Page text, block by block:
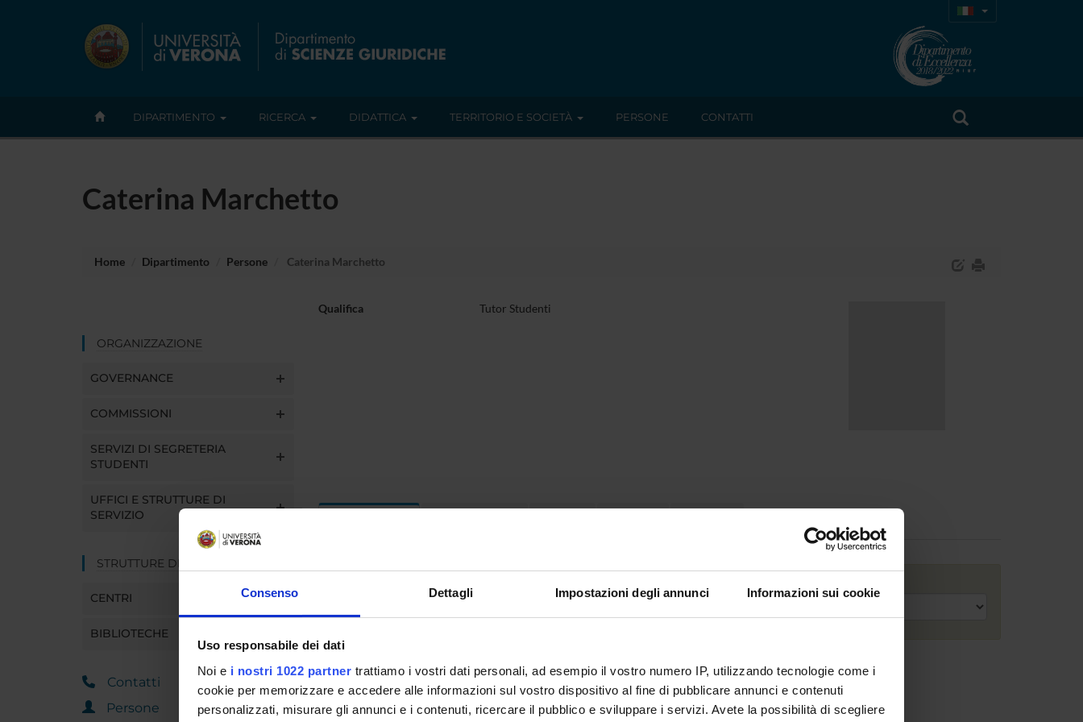
Consenso Dettagli Impostazioni degli annunci Informazioni sui cookie
Uso responsabile dei dati
Noi e i nostri 1022 partner trattiamo i vostri dati personali, ad esempio il vostro numero IP, utilizzando tecnologie come i
cookie per memorizzare e accedere alle informazioni sul vostro dispositivo al fine di pubblicare annunci e contenuti
personalizzati, misurare gli annunci e i contenuti, ricercare il pubblico e sviluppare i servizi. Avete la possibilità di scegliere
DIPARTIMENTO RICERCA DIDATTICA TERRITORIO E SOCIETÀ PERSONE CONTATTI
Caterina Marchetto
Home Dipartimento Persone Caterina Marchetto
ORGANIZZAZIONE
GOVERNANCE
COMMISSIONI
SERVIZI DI SEGRETERIA
STUDENTI
UFFICI E STRUTTURE DI
SERVIZIO
STRUTTURE DEL DIPARTIMENTO
CENTRI
BIBLIOTECHE
Contatti
Persone
Qualifica Tutor Studenti